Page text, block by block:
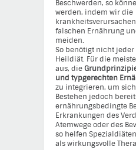
Beschwerden, so
werden, indem wir die
falschen Ernährung
meiden.
So benötigt nicht
Heildiät. Für die
aus, die
und typgerechten
zu integrieren, um
Bestehen jedoch
ernährungsbedingte
Erkrankungen des
Atemwege oder des
so helfen
als wirkungsvolle